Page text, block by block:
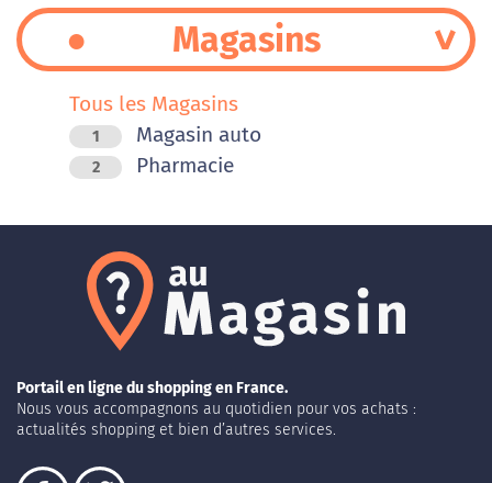
Magasins
Tous les Magasins
1 Magasin auto
2 Pharmacie
Portail en ligne du shopping en France.
Nous vous accompagnons au quotidien pour vos achats :
actualités shopping et bien d’autres services.